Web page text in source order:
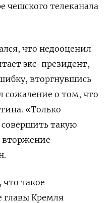
чешского телеканала
что недооценил
экс-президент,
вторгнувшись
сожаление о том, что
«Только
такую
вторжение
такое
главы Кремля